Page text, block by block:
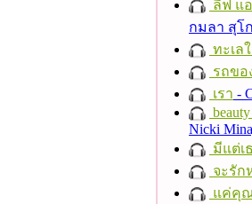
ลีฟ แอ
กมลา สุโ
ทะเล
รถขอ
เรา -
Nicki
มีแต่เ
จะรัก
แค่คุ